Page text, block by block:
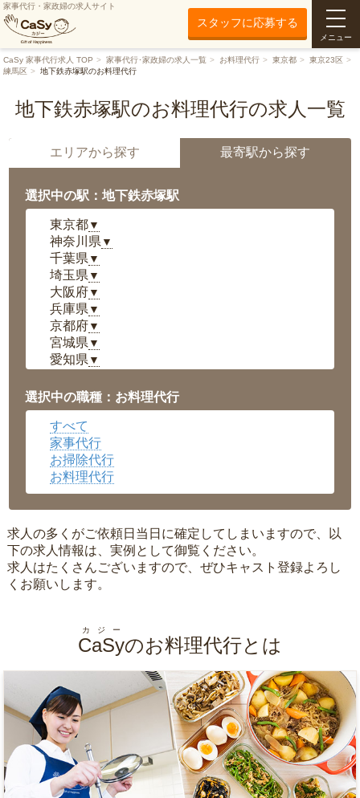
家事代行・家政婦の求人サイト
スタッフに応募する
メニュー
CaSy 家事代行求人 TOP 家事代行･家政婦の求人一覧 お料理代行 東京都
東京23区
練馬区
地下鉄赤塚駅のお料理代行
地下鉄赤塚駅のお料理代行の求人一覧
エリアから探す 最寄駅から探す
選択中の駅：地下鉄赤塚駅
東京都▼
神奈川県 ▼
千葉県 ▼
埼玉県 ▼
大阪府▼
兵庫県 ▼
京都府▼
宮城県 ▼
愛知県 ▼
岡山県▼
広島県▼
沖縄県
選択中の職種：お料理代行
すべて
家事代行
お掃除代行
お料理代行
求人の多くがご依頼日当日に確定してしまいますので、以
下の求人情報は、実例として御覧ください。
求人はたくさんございますので、ぜひキャスト登録よろし
くお願いします。
CaSy
カジー
のお料理代行とは